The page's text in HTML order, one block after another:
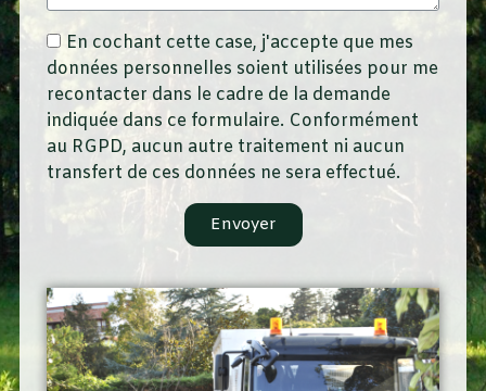
En cochant cette case, j'accepte que mes
données personnelles soient utilisées pour me
recontacter dans le cadre de la demande
indiquée dans ce formulaire. Conformément
au RGPD, aucun autre traitement ni aucun
transfert de ces données ne sera effectué.
Envoyer